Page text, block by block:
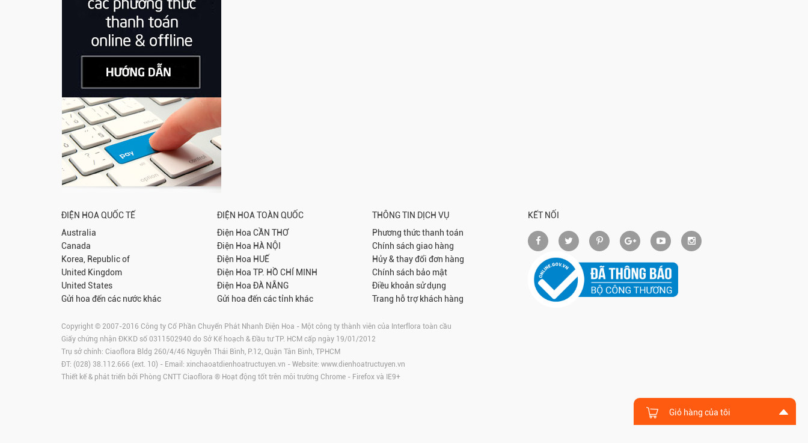
ĐIỆN HOA QUỐC TẾ
Australia
Canada
Korea, Republic of
United Kingdom
United States
Gửi hoa đến các nước khác
ĐIỆN HOA TOÀN QUỐC
Điện Hoa CẦN THƠ
Điện Hoa HÀ NỘI
Điện Hoa HUẾ
Điện Hoa TP. HỒ CHÍ MINH
Điện Hoa ĐÀ NẴNG
Gửi hoa đến các tỉnh khác
THÔNG TIN DỊCH VỤ
Phương thức thanh toán
Chính sách giao hàng
Hủy & thay đổi đơn hàng
Chính sách bảo mật
Điều khoản sử dụng
Trang hỗ trợ khách hàng
Copyright © 2007-2016 Công ty Cổ Phần Chuyển Phát Nhanh Điện Hoa - Một công ty thành viên của Interflora toàn cầu
Giấy chứng nhận ĐKKD số 0311502940 do Sở Kế hoạch & Đầu tư TP. HCM cấp ngày 19/01/2012
Trụ sở chính: Ciaoflora Bldg 260/4/46 Nguyễn Thái Bình, P.12, Quận Tân Bình, TPHCM
ĐT: (028) 38.112.666 (ext. 10) - Email: xinchaoatdienhoatructuyen.vn - Website: www.dienhoatructuyen.vn
Thiết kế & phát triển bởi Phòng CNTT Ciaoflora ® Hoạt động tốt trên môi trường Chrome - Firefox và IE9+
KẾT NỐI
Giỏ hàng của tôi